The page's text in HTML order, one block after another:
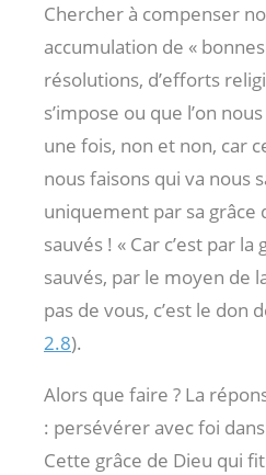
Chercher à compenser
accumulation de «
résolutions, d’efforts
s’impose ou que l’on
une fois, non et non, car
nous faisons qui va nous
uniquement par sa grâce
sauvés ! « Car c’est par
sauvés, par le moyen de
pas de vous, c’est le don
2.8).
Alors que faire ? La
: persévérer avec foi
Cette grâce de Dieu qui